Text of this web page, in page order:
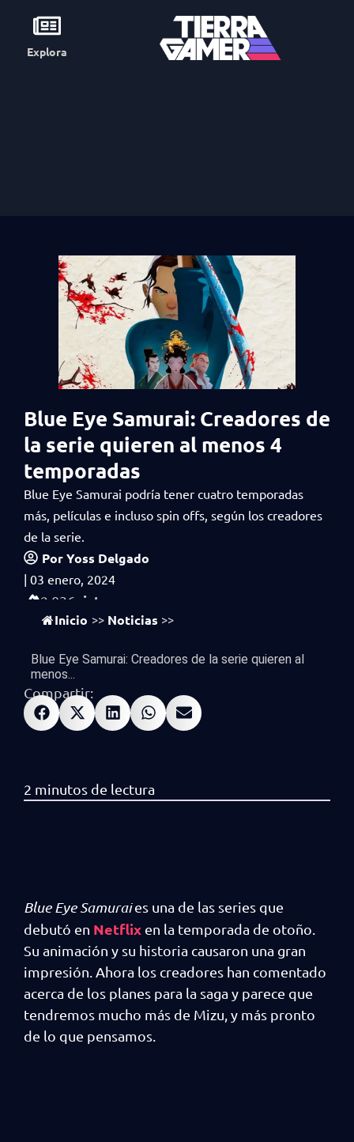
Explora
Blue Eye Samurai: Creadores de
la serie quieren al menos 4
temporadas
Blue Eye Samurai podría tener cuatro temporadas
más, películas e incluso spin offs, según los creadores
de la serie.
PorYoss Delgado
| 03 enero, 2024
2,036 vistas
Inicio >> Noticias >>
Blue Eye Samurai: Creadores de la serie quieren al
menos...
Compartir:
Blue Eye Samuraies una de las series que
debutó en Netflix en la temporada de otoño.
Su animación y su historia causaron una gran
impresión. Ahora los creadores han comentado
acerca de los planes para la saga y parece que
tendremos mucho más de Mizu, y más pronto
de lo que pensamos.